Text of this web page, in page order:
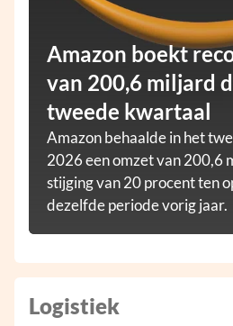
Amazon boekt
van 200,6 miljard
tweede kwartaal
Amazon behaalde in het
2026 een omzet van 200,6
stijging van 20 procent ten
dezelfde periode vorig jaar.
Logistiek